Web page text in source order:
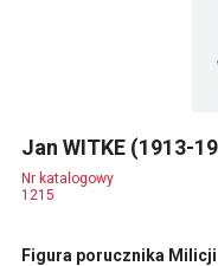
Jan WITKE (1913-
Nr katalogowy
1215
Figura porucznika